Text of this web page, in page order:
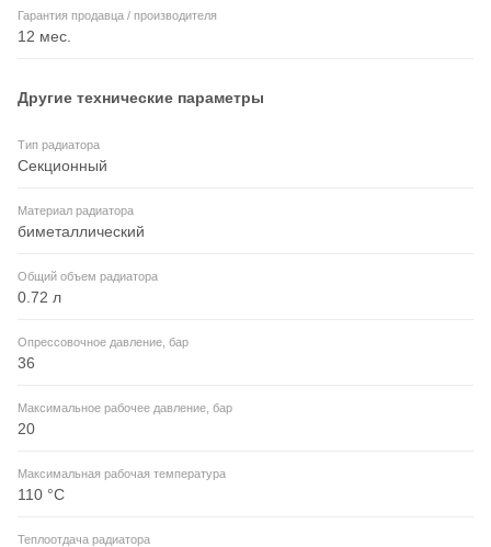
Гарантия продавца / производителя
12 мес.
Другие технические параметры
Тип радиатора
Секционный
Материал радиатора
биметаллический
Общий объем радиатора
0.72 л
Опрессовочное давление, бар
36
Максимальное рабочее давление, бар
20
Максимальная рабочая температура
110 °С
Теплоотдача радиатора